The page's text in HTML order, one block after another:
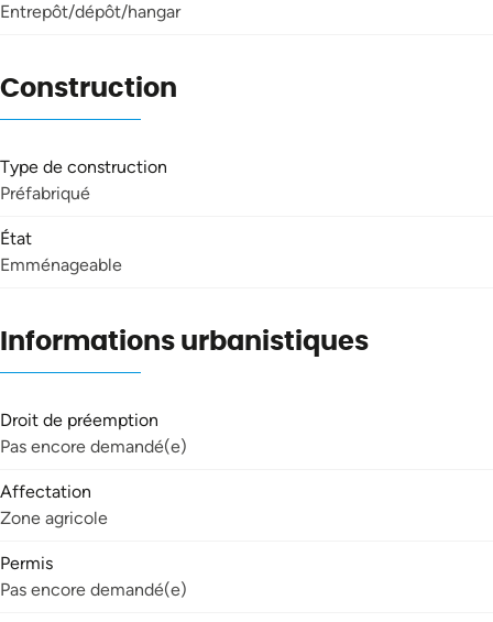
Entrepôt/dépôt/hangar
Construction
Type de construction
Préfabriqué
État
Emménageable
Informations urbanistiques
Droit de préemption
Pas encore demandé(e)
Affectation
Zone agricole
Permis
Pas encore demandé(e)